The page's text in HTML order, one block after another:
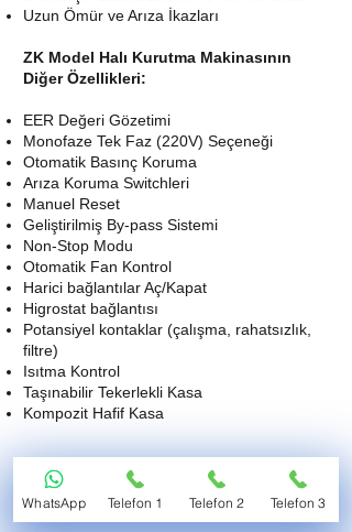
Uzun Ömür ve Arıza İkazları
ZK Model Halı Kurutma Makinasının
Diğer Özellikleri:
EER Değeri Gözetimi
Monofaze Tek Faz (220V) Seçeneği
Otomatik Basınç Koruma
Arıza Koruma Switchleri
Manuel Reset
Geliştirilmiş By-pass Sistemi
Non-Stop Modu
Otomatik Fan Kontrol
Harici bağlantılar Aç/Kapat
Higrostat bağlantısı
Potansiyel kontaklar (çalışma, rahatsızlık,
filtre)
Isıtma Kontrol
Taşınabilir Tekerlekli Kasa
Kompozit Hafif Kasa
WhatsApp Telefon 1 Telefon 2 Telefon 3